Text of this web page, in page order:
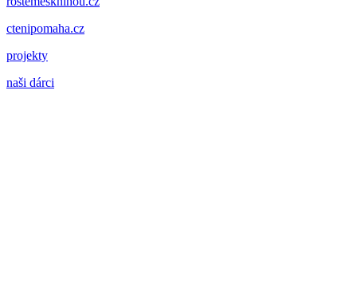
ctenipomaha.cz
projekty
naši dárci